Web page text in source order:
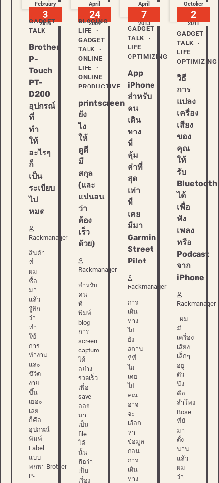
February
3
2016
GADGET
TALK
Brother
P-
Touch
PT-
D200
อุปกรณ์
ที่
ทำ
ให้
อะไรๆ
ก็
เป็น
ระเบียบ
ไป
หมด
Rackmanager
สินค้า
ที่
ผม
ซื้อ
มา
แล้ว
รู้สึก
ว่า
ทำ
ใช้
การ
ทำงาน
และ
ชีวิต
ง่าย
ขึ้น
เยอะ
เลย
ก็คือ
อุปกรณ์
พิมพ์
Label
แบบ
พกพา Brother
P-
April
24
2009
BLOGING
LIFE
GADGET
TALK
ONLINE
LIFE
ONLINE
PRODUCTIVE
printscreen
ยัง
ไง
ให้
ดูดี
มี
สกุล
(และ
แน่นอน
ว่า
ต้อง
เร็ว
ด้วย)
Rackmanager
สำหรับ
คน
ที่
พิมพ์
blog
การ
screen
capture
ได้
อย่าง
รวดเร็ว
เพื่อ
save
ออก
มา
เป็น
file
ได้
นั้น
ถือว่า
เป็น
เรื่อง
April
7
2013
GADGET
TALK
LIFE
OPTIMIZING
App
iPhone
สำหรับ
คน
เดิน
ทาง
ที่
คุ้ม
ค่าที่
สุด
เท่า
ที่
เคย
มีมา
Garmin
Street
Pilot
Rackmanager
การ
เดิน
ทาง
ไป
ยัง
สถาน
ที่ที่
ไม่
เคย
ไป
คุณ
อาจ
จะ
เลือก
หา
ข้อมูล
ก่อน
การ
เดิน
ทาง
October
2
2011
GADGET
TALK
LIFE
OPTIMIZING
วิธี
การ
แปลง
เครื่อง
เสียง
ของ
คุณ
ให้
รับ
Bluetooth
ได้
เพื่อ
ฟัง
เพลง
หรือ
Podcast
จาก
iPhone
Rackmanager
ผม
มี
เครื่อง
เสียง
เล็กๆ
อยู่
ตัว
นึง
คือ
ลำโพง
Bose
ที่มี
มา
ตั้ง
นาน
แล้ว
ผม
ว่า